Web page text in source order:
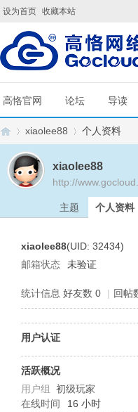
设为首页 收藏本站
高恪官网 论坛 导读
xiaolee88 个人资料
xiaolee88
http://
主题 个人资料
xiaolee88(UID: 32434)
邮箱状态
未验证
统计信息 好友数 0 | 回帖
用户认证
活跃概况
用户组 初级玩家
在线时间
16 小时